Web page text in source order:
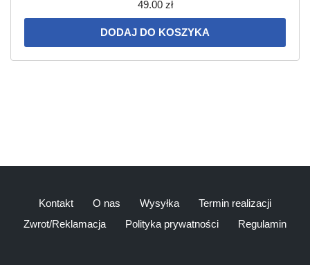
49.00 zł
DODAJ DO KOSZYKA
Kontakt O nas Wysyłka
Termin realizacji
Zwrot/Reklamacja
Polityka prywatności Regulamin